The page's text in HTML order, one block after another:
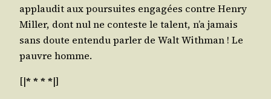
applau­dit aux pour­suites enga­gées contre Hen­ry
Mil­ler, dont nul ne conteste le talent, n’a jamais
sans doute enten­du par­ler de Walt With­man ! Le
pauvre homme.
[|* * * *|]